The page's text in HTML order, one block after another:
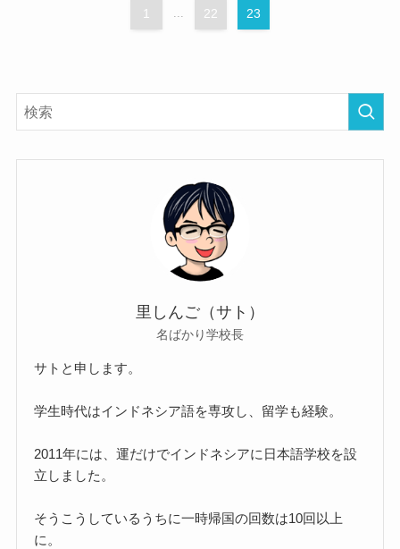
1 ... 22 23
里しんご（サト）
名ばかり学校長
サトと申します。
学生時代はインドネシア語を専攻し、留学も経験。
2011年には、運だけでインドネシアに日本語学校を設
立しました。
そうこうしているうちに一時帰国の回数は10回以上
に。